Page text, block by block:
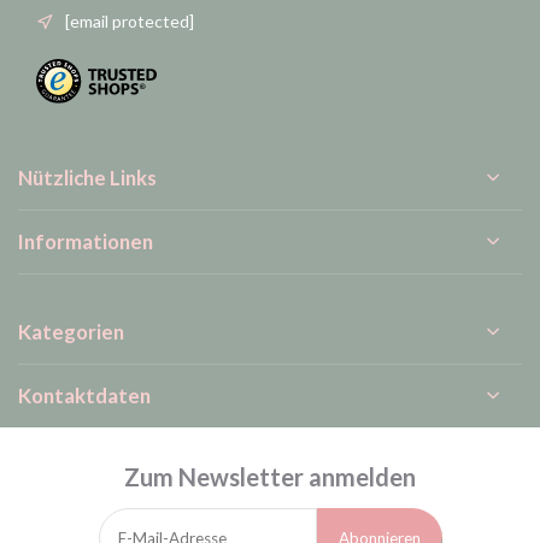
[email protected]
Nützliche Links
Informationen
Kategorien
Kontaktdaten
Zum Newsletter anmelden
Abonnieren